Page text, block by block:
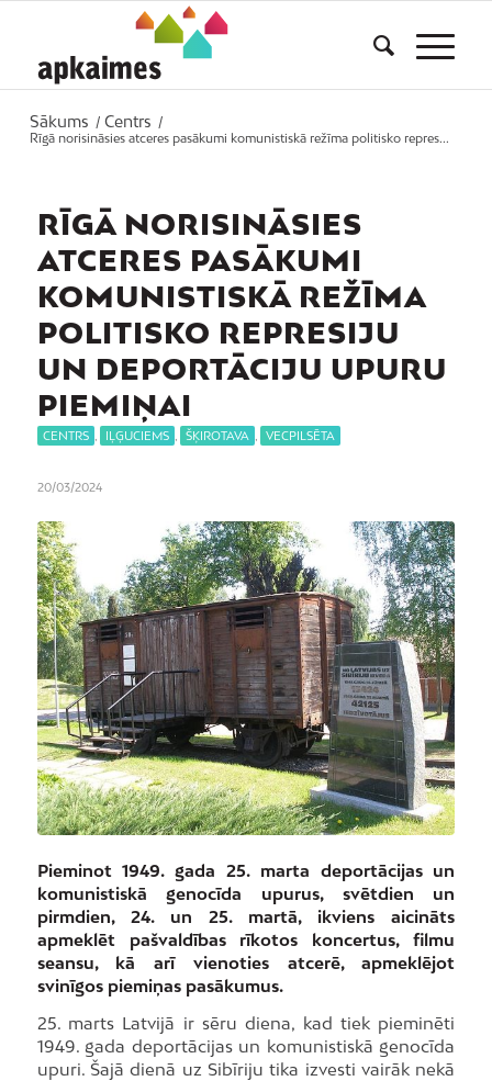
Sākums / Centrs
/
Rīgā norisināsies atceres pasākumi komunistiskā režīma politisko repres...
RĪGĀ NORISINĀSIES
ATCERES PASĀKUMI
KOMUNISTISKĀ REŽĪMA
POLITISKO REPRESIJU
UN DEPORTĀCIJU UPURU
PIEMIŅAI
CENTRS IĻĢUCIEMS ŠĶIROTAVA VECPILSĒTA
20/03/2024
Pieminot 1949. gada 25. marta deportācijas un
komunistiskā genocīda upurus, svētdien un
pirmdien, 24. un 25. martā, ikviens aicināts
apmeklēt pašvaldības rīkotos koncertus, filmu
seansu, kā arī vienoties atcerē, apmeklējot
svinīgos piemiņas pasākumus.
25. marts Latvijā ir sēru diena, kad tiek pieminēti
1949. gada deportācijas un komunistiskā genocīda
upuri. Šajā dienā uz Sibīriju tika izvesti vairāk nekā